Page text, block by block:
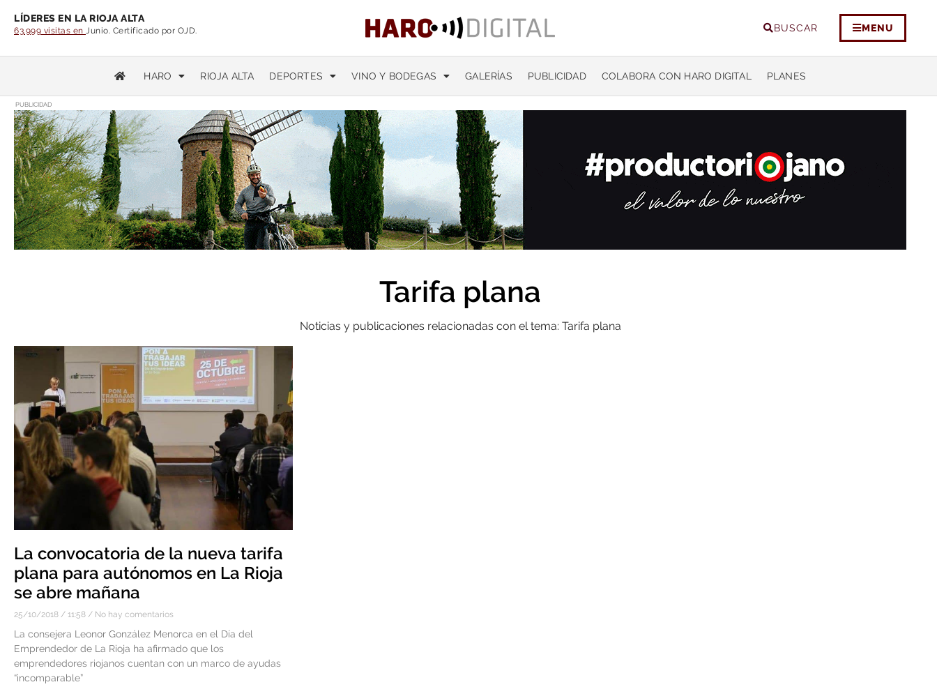
LÍDERES EN LA RIOJA ALTA
63.999 visitas en Junio. Certificado por OJD. BUSCAR MENU
HARO RIOJA ALTA DEPORTES VINO Y BODEGAS GALERÍAS PUBLICIDAD COLABORA CON HARO DIGITAL PLANES
PUBLICIDAD
Tarifa plana
Noticias y publicaciones relacionadas con el tema: Tarifa plana
La convocatoria de la nueva tarifa
plana para autónomos en La Rioja
se abre mañana
25/10/2018 11:58 No hay comentarios
La consejera Leonor González Menorca en el Día del
Emprendedor de La Rioja ha afirmado que los
emprendedores riojanos cuentan con un marco de ayudas
“incomparable”